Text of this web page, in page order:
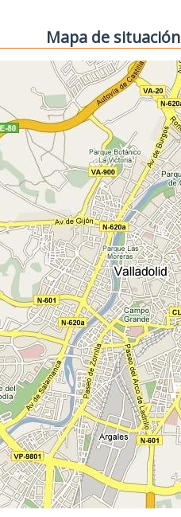
Mapa de situación